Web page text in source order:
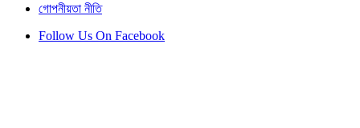
গোপনীয়তা নীতি
Follow Us On Facebook